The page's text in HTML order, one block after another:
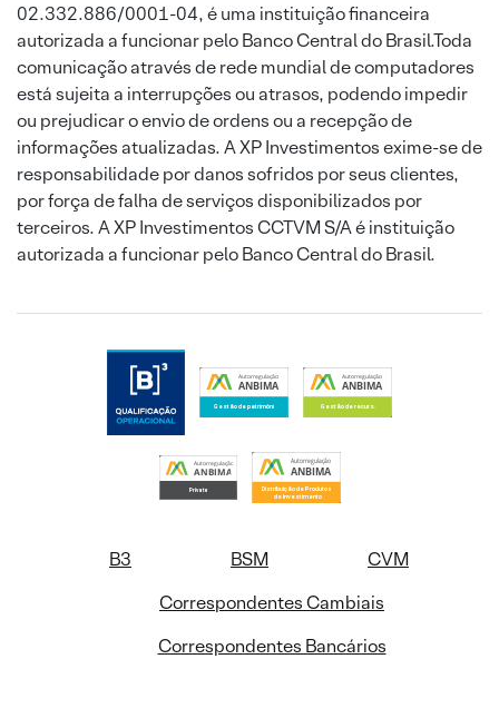
02.332.886/0001-04, é uma instituição financeira
autorizada a funcionar pelo Banco Central do Brasil.Toda
comunicação através de rede mundial de computadores
está sujeita a interrupções ou atrasos, podendo impedir
ou prejudicar o envio de ordens ou a recepção de
informações atualizadas. A XP Investimentos exime-se de
responsabilidade por danos sofridos por seus clientes,
por força de falha de serviços disponibilizados por
terceiros. A XP Investimentos CCTVM S/A é instituição
autorizada a funcionar pelo Banco Central do Brasil.
B3 BSM
CVM
Correspondentes Cambiais
Correspondentes Bancários